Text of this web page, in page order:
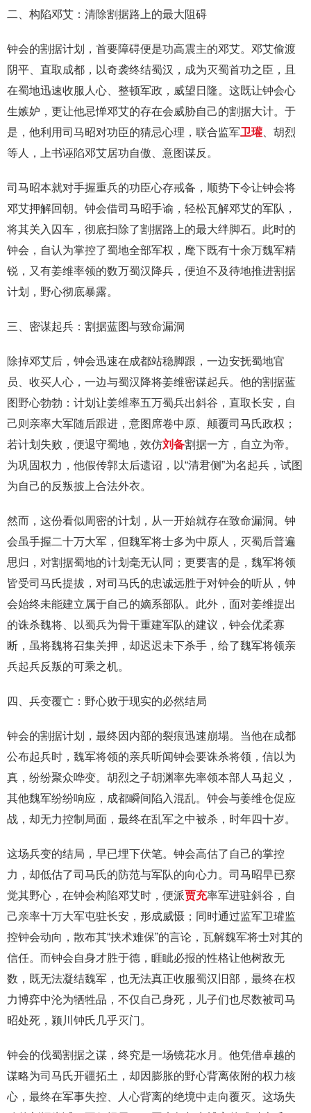
二、构陷邓艾：清除割据路上的最大阻碍
钟会的割据计划，首要障碍便是功高震主的邓艾。邓艾偷渡
阴平、直取成都，以奇袭终结蜀汉，成为灭蜀首功之臣，且
在蜀地迅速收服人心、整顿军政，威望日隆。这既让钟会心
生嫉妒，更让他忌惮邓艾的存在会威胁自己的割据大计。于
是，他利用司马昭对功臣的猜忌心理，联合监军卫瓘 、胡烈
等人，上书诬陷邓艾居功自傲、意图谋反。
司马昭本就对手握重兵的功臣心存戒备，顺势下令让钟会将
邓艾押解回朝。钟会借司马昭手谕，轻松瓦解邓艾的军队，
将其关入囚车，彻底扫除了割据路上的最大绊脚石。此时的
钟会，自认为掌控了蜀地全部军权，麾下既有十余万魏军精
锐，又有姜维率领的数万蜀汉降兵，便迫不及待地推进割据
计划，野心彻底暴露。
三、密谋起兵：割据蓝图与致命漏洞
除掉邓艾后，钟会迅速在成都站稳脚跟，一边安抚蜀地官
员、收买人心，一边与蜀汉降将姜维密谋起兵。他的割据蓝
图野心勃勃：计划让姜维率五万蜀兵出斜谷，直取长安，自
己则亲率大军随后跟进，意图席卷中原、颠覆司马氏政权；
若计划失败，便退守蜀地，效仿刘备割据一方，自立为帝。
为巩固权力，他假传郭太后遗诏，以“清君侧”为名起兵，试图
为自己的反叛披上合法外衣。
然而，这份看似周密的计划，从一开始就存在致命漏洞。钟
会虽手握二十万大军，但魏军将士多为中原人，灭蜀后普遍
思归，对割据蜀地的计划毫无认同；更要害的是，魏军将领
皆受司马氏提拔，对司马氏的忠诚远胜于对钟会的听从，钟
会始终未能建立属于自己的嫡系部队。此外，面对姜维提出
的诛杀魏将、以蜀兵为骨干重建军队的建议，钟会优柔寡
断，虽将魏将召集关押，却迟迟未下杀手，给了魏军将领亲
兵起兵反叛的可乘之机。
四、兵变覆亡：野心败于现实的必然结局
钟会的割据计划，最终因内部的裂痕迅速崩塌。当他在成都
公布起兵时，魏军将领的亲兵听闻钟会要诛杀将领，信以为
真，纷纷聚众哗变。胡烈之子胡渊率先率领本部人马起义，
其他魏军纷纷响应，成都瞬间陷入混乱。钟会与姜维仓促应
战，却无力控制局面，最终在乱军之中被杀，时年四十岁。
这场兵变的结局，早已埋下伏笔。钟会高估了自己的掌控
力，却低估了司马氏的防范与军队的向心力。司马昭早已察
觉其野心，在钟会构陷邓艾时，便派贾充率军进驻斜谷，自
己亲率十万大军屯驻长安，形成威慑；同时通过监军卫瓘监
控钟会动向，散布其“挟术难保”的言论，瓦解魏军将士对其的
信任。而钟会自身才胜于德，睚眦必报的性格让他树敌无
数，既无法凝结魏军，也无法真正收服蜀汉旧部，最终在权
力博弈中沦为牺牲品，不仅自己身死，儿子们也尽数被司马
昭处死，颍川钟氏几乎灭门。
钟会的伐蜀割据之谋，终究是一场镜花水月。他凭借卓越的
谋略为司马氏开疆拓土，却因膨胀的野心背离依附的权力核
心，最终在军事失控、人心背离的绝境中走向覆灭。这场失